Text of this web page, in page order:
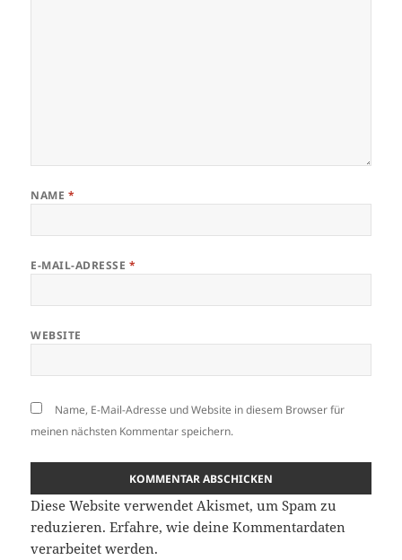
NAME *
E-MAIL-ADRESSE *
WEBSITE
Name, E-Mail-Adresse und Website in diesem Browser für
meinen nächsten Kommentar speichern.
Diese Website verwendet Akismet, um Spam zu
reduzieren.Erfahre, wie deine Kommentardaten
verarbeitet werden.